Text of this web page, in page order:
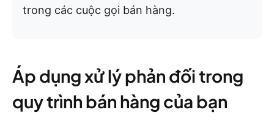
trong các cuộc gọi bán hàng.
Áp dụng xử lý phản đối trong
quy trình bán hàng của bạn